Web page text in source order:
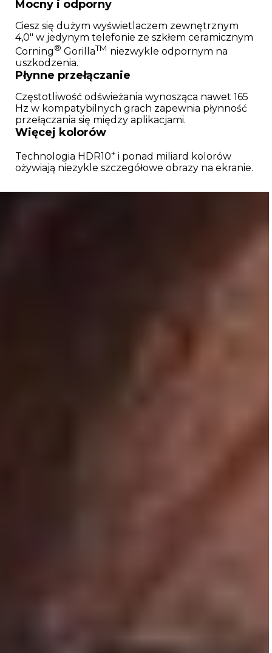
Mocny i odporny
Ciesz się dużym wyświetlaczem zewnętrznym
4,0" w jedynym telefonie ze szkłem ceramicznym
Corning® GorillaTM niezwykle odpornym na
uszkodzenia.
Płynne przełączanie
Częstotliwość odświeżania wynosząca nawet 165
Hz w kompatybilnych grach zapewnia płynność
przełączania się między aplikacjami.
Więcej kolorów
Technologia HDR10+ i ponad miliard kolorów
ożywiają niezykle szczegółowe obrazy na ekranie.